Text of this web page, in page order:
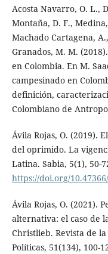
Acosta Navarro, O. L.,
Montaña, D. F.,
Machado Cartagena,
Granados, M. M.
en Colombia. En M.
campesinado en
definición,
Colombiano de
Ávila Rojas, O. (2019).
del oprimido. La
Latina. Sabia, 5(1), 50-
https://doi.org/
Ávila Rojas, O. (2021).
alternativa: el caso de
Christlieb. Revista de
Políticas, 51(134), 100-